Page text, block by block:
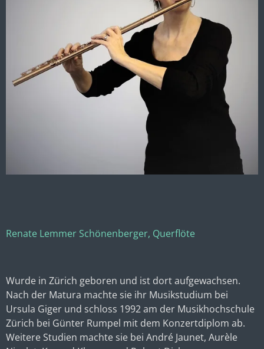
Renate Lemmer Schönenberger, Querflöte
Wurde in Zürich geboren und ist dort aufgewachsen.
Nach der Matura machte sie ihr Musikstudium bei
Ursula Giger und schloss 1992 am der Musikhochschule
Zürich bei Günter Rumpel mit dem Konzertdiplom ab.
Weitere Studien machte sie bei André Jaunet, Aurèle